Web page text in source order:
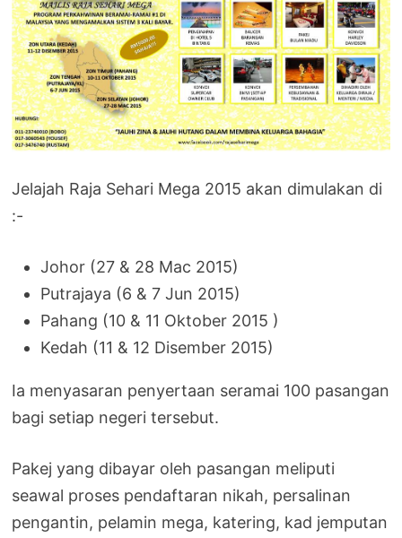
Jelajah Raja Sehari Mega 2015 akan dimulakan di
:-
Johor (27 & 28 Mac 2015)
Putrajaya (6 & 7 Jun 2015)
Pahang (10 & 11 Oktober 2015 )
Kedah (11 & 12 Disember 2015)
Ia menyasaran penyertaan seramai 100 pasangan
bagi setiap negeri tersebut.
Pakej yang dibayar oleh pasangan meliputi
seawal proses pendaftaran nikah, persalinan
pengantin, pelamin mega, katering, kad jemputan